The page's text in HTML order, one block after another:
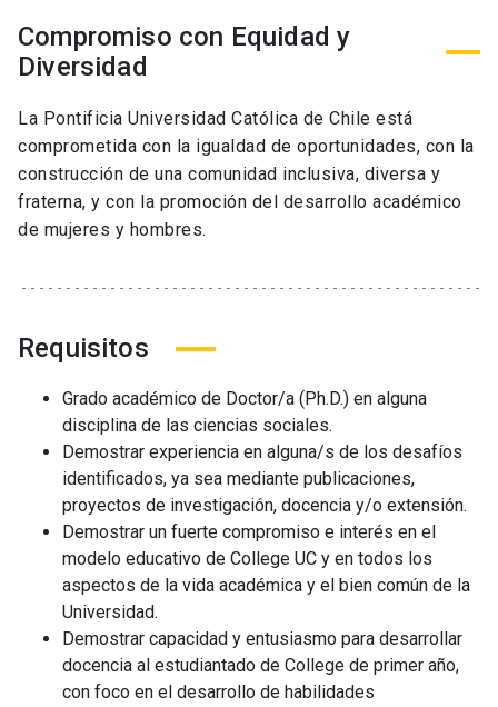
Compromiso con Equidad y
Diversidad
La Pontificia Universidad Católica de Chile está
comprometida con la igualdad de oportunidades, con la
construcción de una comunidad inclusiva, diversa y
fraterna, y con la promoción del desarrollo académico
de mujeres y hombres.
Requisitos
Grado académico de Doctor/a (Ph.D.) en alguna
disciplina de las ciencias sociales.
Demostrar experiencia en alguna/s de los desafíos
identificados, ya sea mediante publicaciones,
proyectos de investigación, docencia y/o extensión.
Demostrar un fuerte compromiso e interés en el
modelo educativo de College UC y en todos los
aspectos de la vida académica y el bien común de la
Universidad.
Demostrar capacidad y entusiasmo para desarrollar
docencia al estudiantado de College de primer año,
con foco en el desarrollo de habilidades